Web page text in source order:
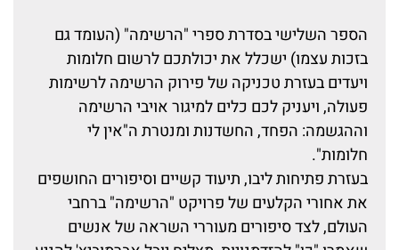
הספר השלישי בסדרת ספרי "הרשימה" (העומד גם
בזכות עצמו) ישכלל את יכולתכם לרשום חלומות
ויעדים בעזרת טכניקה של פירוק הרשימה לרשימות
פעולה, ויעניק לכם כלים למיגור אויבי הרשימה
וההגשמה: הפחד, החשדנות ומנטרת ה"אין לי
חלומות".
בעזרת פתיחות ליבו, תיעוד קשיים וסיפורים החושפים
את אחורי הקלעים של פרויקט "הרשימה" ברחבי
העולם, לצד סיפורים מעוררי השראה של אנשים